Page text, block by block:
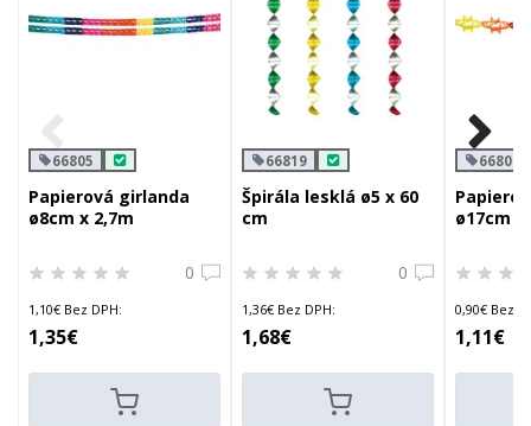
66805
Papierová girlanda
ø8cm x 2,7m
0
1,10€ Bez DPH:
1,35€
66819
Špirála lesklá ø5 x 60
cm
0
1,36€ Bez DPH:
1,68€
66803
ø17cm x
0,90€ Bez
1,11€